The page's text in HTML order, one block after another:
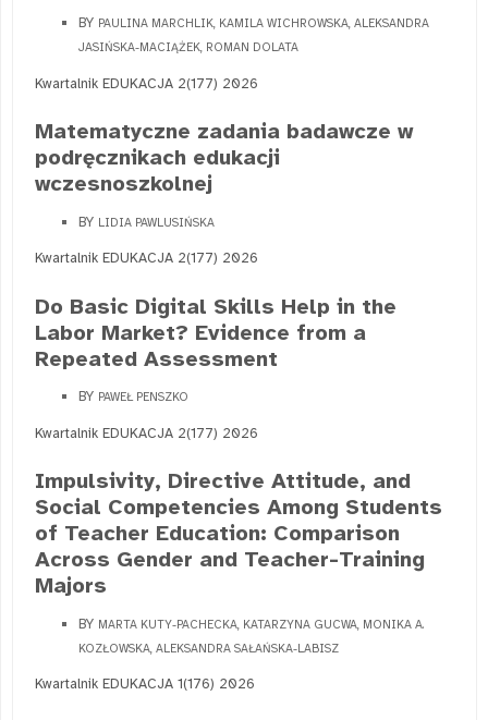
BY PAULINA MARCHLIK, KAMILA WICHROWSKA, ALEKSANDRA
JASIŃSKA-MACIĄŻEK, ROMAN DOLATA
Kwartalnik EDUKACJA 2(177) 2026
Matematyczne zadania badawcze w
podręcznikach edukacji
wczesnoszkolnej
BY LIDIA PAWLUSIŃSKA
Kwartalnik EDUKACJA 2(177) 2026
Do Basic Digital Skills Help in the
Labor Market? Evidence from a
Repeated Assessment
BY PAWEŁ PENSZKO
Kwartalnik EDUKACJA 2(177) 2026
Impulsivity, Directive Attitude, and
Social Competencies Among Students
of Teacher Education: Comparison
Across Gender and Teacher-Training
Majors
BY MARTA KUTY-PACHECKA, KATARZYNA GUCWA, MONIKA A.
KOZŁOWSKA, ALEKSANDRA SAŁAŃSKA-LABISZ
Kwartalnik EDUKACJA 1(176) 2026